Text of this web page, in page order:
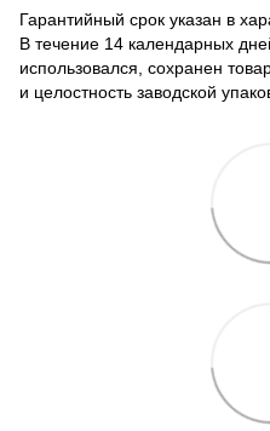
Гарантийный срок указан в
В течение 14 календарных
использовался, сохранен
и целостность заводской